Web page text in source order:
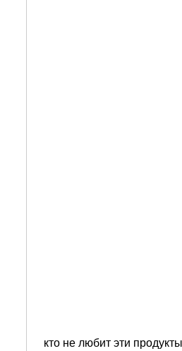
кто не любит эти